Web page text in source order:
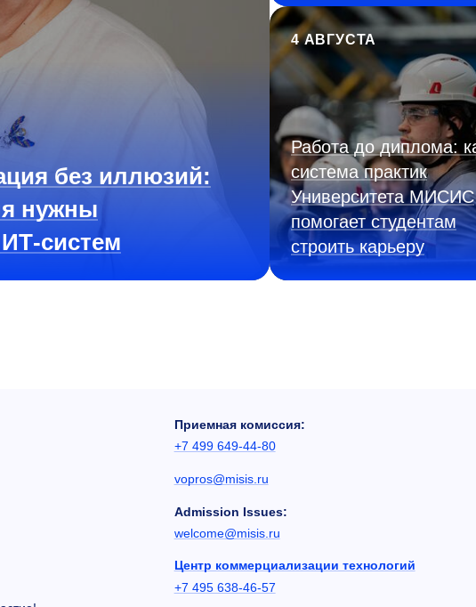
без иллюзий:
нужны
систем
4 АВГУСТА
Работа до диплома:
система практик
Университета МИСИС
помогает студентам
строить карьеру
Приемная комиссия:
+7 499 649-44-80
vopros@misis.ru
Admission Issues:
welcome@misis.ru
Центр коммерциализации технологий
+7 495 638-46-57